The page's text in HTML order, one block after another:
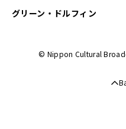
グリーン・ドルフィン
© Nippon Cultural